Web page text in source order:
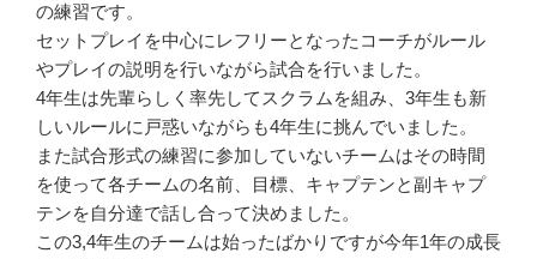
の練習です。
セットプレイを中心にレフリーとなったコーチがルール
やプレイの説明を行いながら試合を行いました。
4年生は先輩らしく率先してスクラムを組み、3年生も新
しいルールに戸惑いながらも4年生に挑んでいました。
また試合形式の練習に参加していないチームはその時間
を使って各チームの名前、目標、キャプテンと副キャプ
テンを自分達で話し合って決めました。
この3,4年生のチームは始ったばかりですが今年1年の成長